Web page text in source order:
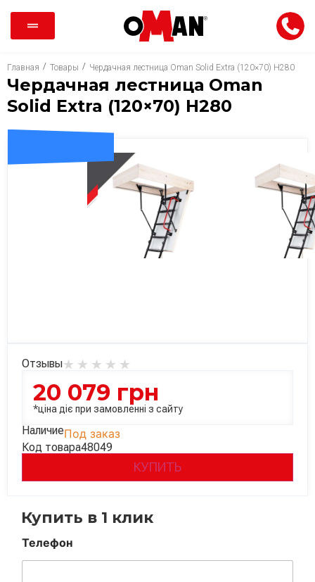
Главная / Товары / Чердачная лестница Oman Solid Extra (120×70) H280
Чердачная лестница Oman
Solid Extra (120×70) H280
Отзывы
20 079 грн
*ціна діє при замовленні з сайту
НаличиеПод заказ
Код товара48049
КУПИТЬ
Купить в 1 клик
Телефон